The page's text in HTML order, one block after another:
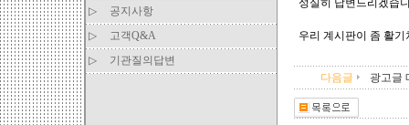
▷
공지사항
▷
고객Q&A
▷
기관질의답변
성실히 답변드리겠습
우리 계시판이 좀 활
다음글 광고글